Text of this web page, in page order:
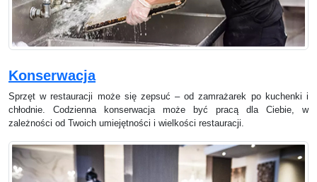
Konserwacja
Sprzęt w restauracji może się zepsuć – od zamrażarek po kuchenki i
chłodnie. Codzienna konserwacja może być pracą dla Ciebie, w
zależności od Twoich umiejętności i wielkości restauracji.